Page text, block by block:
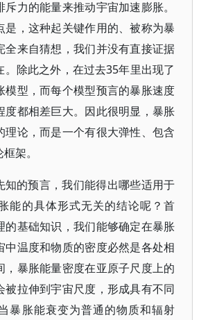
力的能量来推动宇宙加速膨胀。
是，这种起关键作用的、被称为暴
全来自猜想，我们并没有直接证据
。除此之外，在过去35年里出现了
模型，而每个模型预言的暴胀速度
度都相差巨大。因此很明显，暴胀
理论，而是一个有很大弹性、包含
架。
知的预言，我们能得出哪些适用于
能的具体形式无关的结论呢？首
的基础知识，我们能够确定在暴胀
中温度和物质的密度必然是各处相
，暴胀能量密度在亚原子尺度上的
被拉伸到宇宙尺度，形成具有不同
暴胀能衰变为普通的物质和辐射